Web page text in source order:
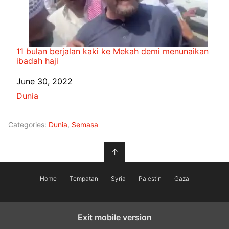
11 bulan berjalan kaki ke Mekah demi menunaikan
ibadah haji
Date
June 30, 2022
In relation to
Dunia
Categories: Dunia, Semasa
↑
Home Tempatan Syria Palestin Gaza
Exit mobile version